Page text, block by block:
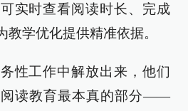
实时查看阅读时长、完成
学优化提供精准依据。
性工作中解放出来，他们
阅读教育最本真的部分——